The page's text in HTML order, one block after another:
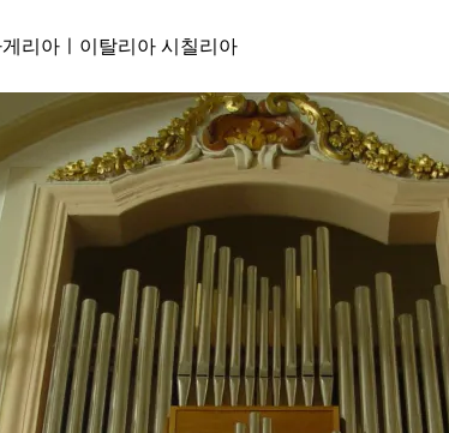
리아ㅣ이탈리아 시칠리아